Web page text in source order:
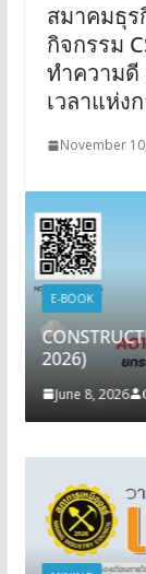
สมาคมธุร
กิจกรรม
ทำความดี
เวลาแห่ง
November
E-BOOK
2026)
June 8, 2026